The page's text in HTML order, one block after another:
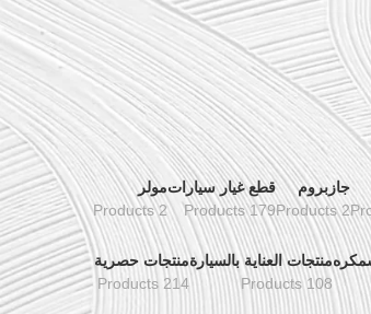
جازبروم
2 Products
قطع غيار سيارات
179 Products
مولر
2 Products
منتجات العناية بالسيارة
108 Products
منتجات حصرية
214 Products